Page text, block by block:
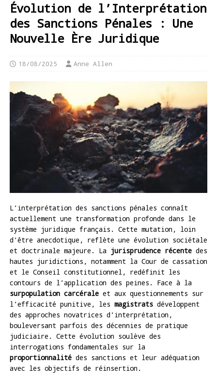
Évolution de l’Interprétation
des Sanctions Pénales : Une
Nouvelle Ère Juridique
18/08/2025 Anne Allen
L’interprétation des sanctions pénales connaît
actuellement une transformation profonde dans le
système juridique français. Cette mutation, loin
d’être anecdotique, reflète une évolution sociétale
et doctrinale majeure. La jurisprudence récente des
hautes juridictions, notamment la Cour de cassation
et le Conseil constitutionnel, redéfinit les
contours de l’application des peines. Face à la
surpopulation carcérale et aux questionnements sur
l’efficacité punitive, les magistrats développent
des approches novatrices d’interprétation,
bouleversant parfois des décennies de pratique
judiciaire. Cette évolution soulève des
interrogations fondamentales sur la
proportionnalité des sanctions et leur adéquation
avec les objectifs de réinsertion.